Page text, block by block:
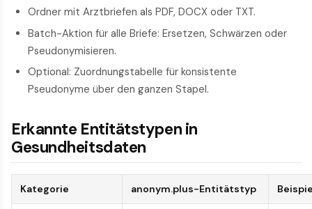
Ordner mit Arztbriefen als PDF, DOCX oder TXT.
Batch-Aktion für alle Briefe: Ersetzen, Schwärzen oder
Pseudonymisieren.
Optional: Zuordnungs­tabelle für konsistente
Pseudonyme über den ganzen Stapel.
Erkannte Entitätstypen in
Gesundheitsdaten
Kategorie anonym.plus-Entitätstyp